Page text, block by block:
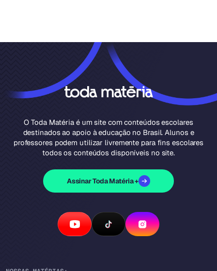
O Toda Matéria é um site com conteúdos escolares
destinados ao apoio à educação no Brasil. Alunos e
professores podem utilizar livremente para fins escolares
todos os conteúdos disponíveis no site.
Assinar Toda Matéria +